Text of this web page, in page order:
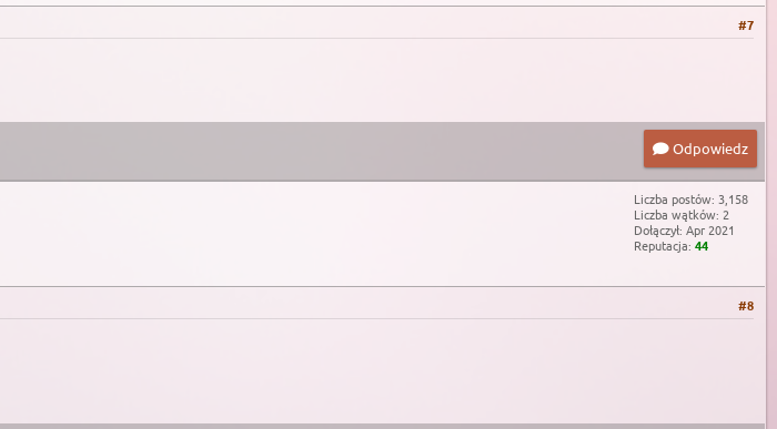
#7
Odpowiedz
Liczba postów: 3,158
Liczba wątków: 2
Dołączył: Apr 2021
Reputacja: 44
#8